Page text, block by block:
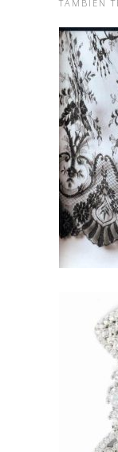
TAMBIÉN